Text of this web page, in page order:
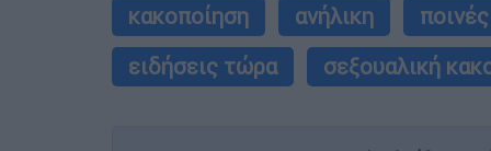
κακοποίηση ανήλικη ποινές
ειδήσεις τώρα
σεξουαλική